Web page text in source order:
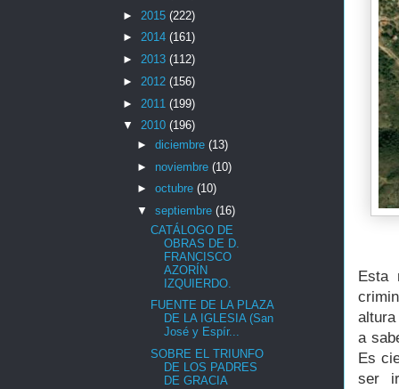
Esta
a
Es
ser
► 2015 (222)
► 2014 (161)
► 2013 (112)
► 2012 (156)
► 2011 (199)
▼ 2010 (196)
► diciembre (13)
► noviembre (10)
► octubre (10)
▼ septiembre (16)
CATÁLOGO DE
OBRAS DE D.
FRANCISCO
AZORÍN
IZQUIERDO.
FUENTE DE LA PLAZA
DE LA IGLESIA (San
José y Espír...
SOBRE EL TRIUNFO
DE LOS PADRES
DE GRACIA